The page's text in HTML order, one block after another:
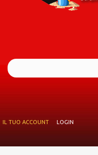
IL TUO ACCOUNT
LOGIN